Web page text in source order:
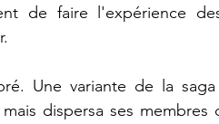
de faire l'expérience
Une variante de la saga
dispersa ses membres